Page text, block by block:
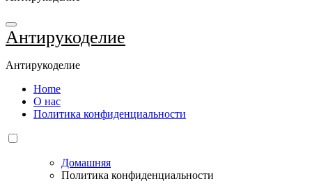
Антирукоделие
Антирукоделие
Home
О нас
Политика конфиденциальности
Домашняя
Политика конфиденциальности